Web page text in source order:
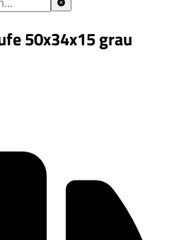
50x34x15 grau